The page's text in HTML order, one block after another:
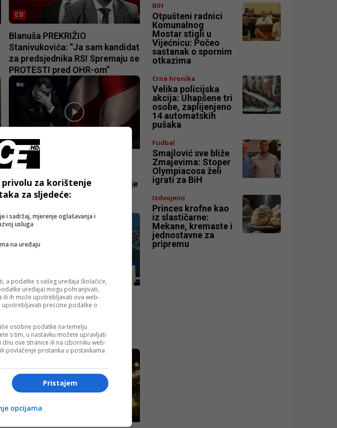
CD
Blanuša PREKRIŽIO
Stanivukovića: “Ja sam kandidat
za predsjednika RS! Spremaju se
PROTESTI pred OHR-om”
CD
Dodik OPET na američkoj crnoj
Amerike: “Razmatramo vraćanje
sankcija!”
PREŽIVIO LOGORE SMRTI!
Hukanović: “Otišao sam iz
PRESUĐENIH RATNIH
ZLOČINACA”
CD
BiH
Otpušteni radnici
Komunalnog
Mostar stigli u
Vijećnicu: Počeo
sastanak o spornim
otkazima
Crna hronika
Velika policijska
akcija: Uhapšene tri
osobe, zaplijenjeno
14 automatskih
pušaka
Fudbal
Smajlović sve bliže
Zmajevima: Stoper
Olympiacosa želi
igrati za BiH
Izdvojeno
Princes krofne kao
iz slastičarne:
Mekane, kremaste i
jednostavne za
pripremu
privolu za korištenje
za sljedeće:
i sadržaj, mjerenje oglašavanja i
usluga
na uređaju
a podatke s vašeg uređaja (kolačiće,
uređaja) mogu pohranjivati,
ih može upotrebljavati ova web-
precizne podatke o
osobne podatke na temelju
s tim, u nastavku možete upravljati
ove stranice ili na izborniku web-
povlačenje pristanka u postavkama
Pristajem
opcijama